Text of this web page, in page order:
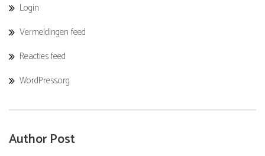
Login
Vermeldingen feed
Reacties feed
WordPress.org
Author Post